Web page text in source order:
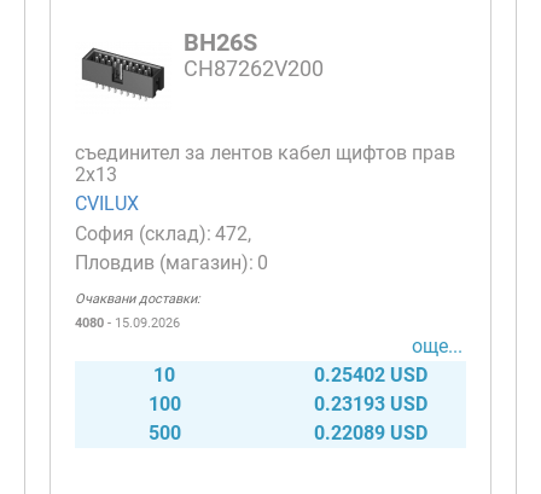
BH26S
CH87262V200
съединител за лентов кабел щифтов прав
2х13
CVILUX
472
0
Очаквани доставки:
4080 - 15.09.2026
още...
10
0.25402 USD
100
0.23193 USD
500
0.22089 USD